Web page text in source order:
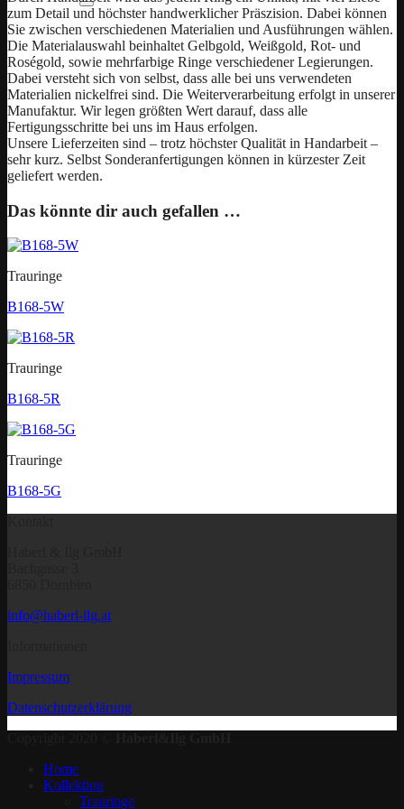
zum Detail und höchster handwerklicher Präszision. Dabei können
Sie zwischen verschiedenen Materialien und Ausführungen wählen.
Die Materialauswahl beinhaltet Gelbgold, Weißgold, Rot- und
Roségold, sowie mehrfarbige Ringe verschiedener Legierungen.
Dabei versteht sich von selbst, dass alle bei uns verwendeten
Materialien nickelfrei sind. Die Weiterverarbeitung erfolgt in unserer
Manufaktur. Wir legen größten Wert darauf, dass alle
Fertigungsschritte bei uns im Haus erfolgen.
Unsere Lieferzeiten sind – trotz höchster Qualität in Handarbeit –
sehr kurz. Selbst Sonderanfertigungen können in kürzester Zeit
geliefert werden.
Das könnte dir auch gefallen …
Trauringe
B168-5W
Trauringe
B168-5R
Trauringe
B168-5G
info@haberl-ilg.at
Impressum
Datenschutzerklärung
Home
Kollektion
Trauringe